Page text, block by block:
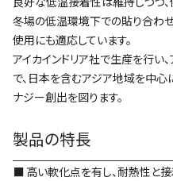
冬場の低温環境下での貼り合わ
使用にも適応しています。
アイカインドリア社で生産を行い
で、日本を含むアジア地域を中心
ナジー創出を図ります。
製品の特長
■ 高い軟化点を有し、耐熱性と